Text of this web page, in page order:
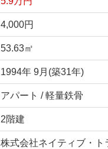
4,000円
53.63㎡
1994年 9月(築31年)
アパート / 軽量鉄骨
2階建
株式会社ネイティブ・ト